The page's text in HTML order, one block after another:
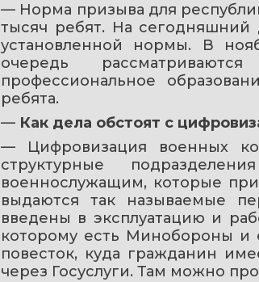
— Норма призыва для
тысяч ребят. На
установленной нормы. В
очередь
профессиональное
ребята.
— Как дела обстоят с
— Цифровизация военных
структурные
военнослужащим, которые
выдаются так называемые
введены в эксплуатацию и
которому есть Минобороны и
повесток, куда гражданин
через Госуслуги. Там можно